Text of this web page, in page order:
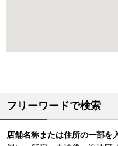
フリーワードで検索
店舗名称または住所の一部を